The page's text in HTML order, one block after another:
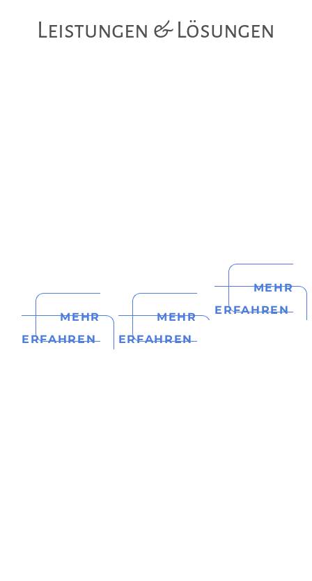
Leistungen & Lösungen
MEHR
ERFAHREN
MEHR
ERFAHREN
MEHR
ERFAHREN